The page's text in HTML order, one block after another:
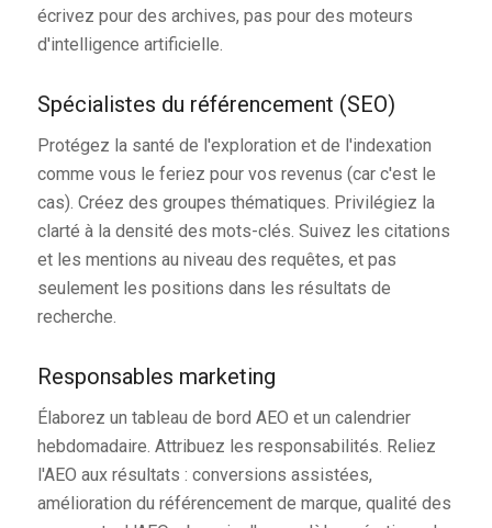
écrivez pour des archives, pas pour des moteurs
d'intelligence artificielle.
Spécialistes du référencement (SEO)
Protégez la santé de l'exploration et de l'indexation
comme vous le feriez pour vos revenus (car c'est le
cas). Créez des groupes thématiques. Privilégiez la
clarté à la densité des mots-clés. Suivez les citations
et les mentions au niveau des requêtes, et pas
seulement les positions dans les résultats de
recherche.
Responsables marketing
Élaborez un tableau de bord AEO et un calendrier
hebdomadaire. Attribuez les responsabilités. Reliez
l'AEO aux résultats : conversions assistées,
amélioration du référencement de marque, qualité des